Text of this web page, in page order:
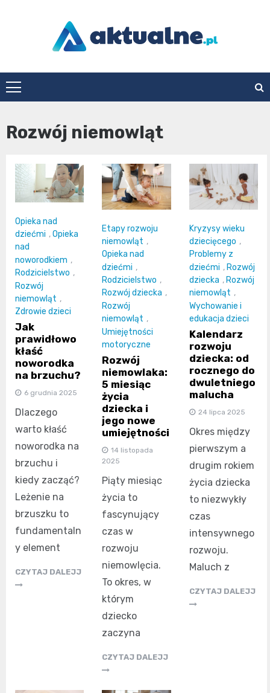
aktualne.pl
Rozwój niemowląt
Opieka nad
dziećmi ,Opieka
nad
noworodkiem ,
Rodzicielstwo ,
Rozwój
niemowląt ,
Zdrowie dzieci
Jak
prawidłowo
kłaść
noworodka
na brzuchu?
6 grudnia 2025
Dlaczego
warto kłaść
noworodka na
brzuchu i
kiedy zacząć?
Leżenie na
brzuszku to
fundamentaln
y element
CZYTAJ DALEJJ
Etapy rozwoju
niemowląt ,
Opieka nad
dziećmi ,
Rodzicielstwo ,
Rozwój dziecka ,
Rozwój
niemowląt ,
Umiejętności
motoryczne
Rozwój
niemowlaka:
5 miesiąc
życia
dziecka i
jego nowe
umiejętności
14 listopada
2025
Piąty miesiąc
życia to
fascynujący
czas w
rozwoju
niemowlęcia.
To okres, w
którym
dziecko
zaczyna
CZYTAJ DALEJJ
Kryzysy wieku
dziecięcego ,
Problemy z
dziećmi , Rozwój
dziecka , Rozwój
niemowląt ,
Wychowanie i
edukacja dzieci
Kalendarz
rozwoju
dziecka: od
rocznego do
dwuletniego
malucha
24 lipca 2025
Okres między
pierwszym a
drugim rokiem
życia dziecka
to niezwykły
czas
intensywnego
rozwoju.
Maluch z
CZYTAJ DALEJJ